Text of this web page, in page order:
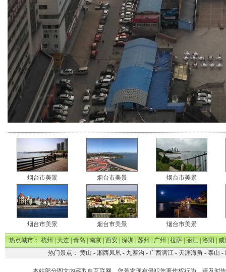
烟台市美景 烟台市美景 烟台市美景
烟台市美景 烟台市美景 烟台市美景
热点城市：杭州|大连|青岛|南京|西安|深圳|苏州|广州|拉萨|丽江|洛阳|威
热门景点： 黄山 - 湘西凤凰- 九寨沟 - 广西漓江- 天涯海角 - 泰山 -